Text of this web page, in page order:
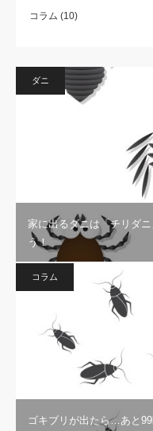
コラム (10)
ダニ
家に出るダニは「チリダ
う！
コラム
ゴキブリが出たら…あと